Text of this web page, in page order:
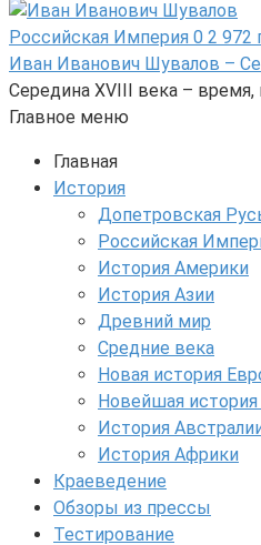
Российская Империя 0 2 972
Иван Иванович Шувалов –
Середина XVIII века –
Главное меню
Главная
История
Допетровская
Российская
История Америки
История Азии
Древний мир
Средние века
Новая история
Новейшая
История
История Африки
Краеведение
Обзоры из прессы
Тестирование